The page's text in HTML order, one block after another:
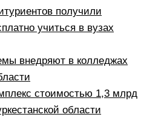
получили
учиться в вузах
внедряют в колледжах
стоимостью 1,3 млрд
области